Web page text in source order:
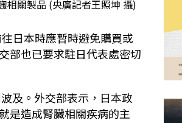
相關製品 (央廣記者王照坤 攝)
日本時應暫時避免購買或
部也已要求駐日代表處密切
及。外交部表示，日本政
是造成腎臟相關疾病的主